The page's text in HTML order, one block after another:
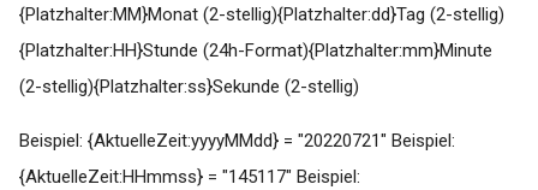
{Platzhalter:MM}Monat (2-stellig){Platzhalter:dd}Tag (2-stellig)
{Platzhalter:HH}Stunde (24h-Format){Platzhalter:mm}Minute
(2-stellig){Platzhalter:ss}Sekunde (2-stellig)
Beispiel: {AktuelleZeit:yyyyMMdd} = "20220721" Beispiel:
{AktuelleZeit:HHmmss} = "145117" Beispiel: